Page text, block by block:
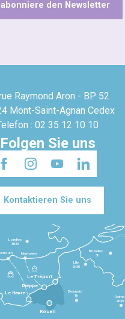
abonniere den Newsletter
Raymond Aron - BP 52
Mont-Saint-Agnan Cedex
: 02 35 12 10 10
Folgen Sie uns
Kontaktieren Sie uns
Le Havre
Dieppe
Le Tréport
Beauvais
1h
Reims
2h45
Lille
2h30
Bruxelles
3h
Londres
3h30
Newhaven
Rouen